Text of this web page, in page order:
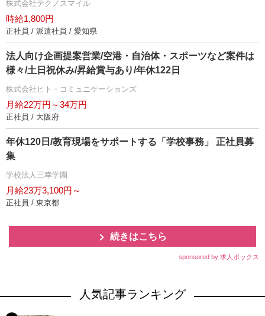
株式会社テクノスマイル
時給1,800円
正社員 / 派遣社員 / 愛知県
法人向け企画提案営業/空港・自治体・スポーツなど案件は
様々/土日祝休み/昇給賞与あり/年休122日
株式会社ヒト・コミュニケーションズ
月給22万円～34万円
正社員 / 大阪府
年休120日/教育現場をサポートする「学校事務」 正社員募
集
学校法人三幸学園
月給23万3,100円～
正社員 / 東京都
続きはこちら
sponsored by 求人ボックス
人気記事ランキング